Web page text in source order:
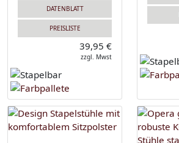
DATENBLATT
PREISLISTE
39,95 €
zzgl. Mwst